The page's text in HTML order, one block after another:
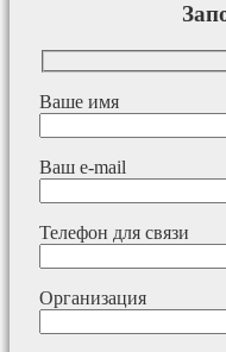
Ваше имя
Ваш e-mail
Телефон для связи
Организация